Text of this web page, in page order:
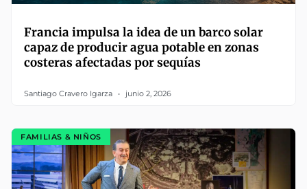
Francia impulsa la idea de un barco solar
capaz de producir agua potable en zonas
costeras afectadas por sequías
Santiago Cravero Igarza junio 2, 2026
FAMILIAS & NIÑOS